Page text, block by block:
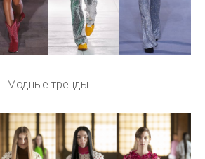
Модные тренды